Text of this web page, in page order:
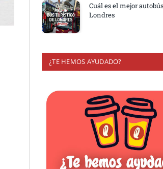
Cuál es el mejor
Londres
¿TE HEMOS AYUDADO?